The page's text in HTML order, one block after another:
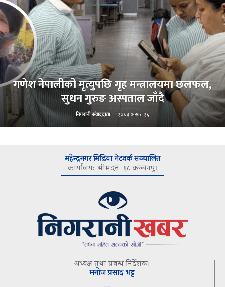
गणेश नेपालीको मृत्युपछि गृह मन्त्रालयमा छलफल,
सुधन गुरुङ अस्पताल जाँदै
निगरानी संवाददाता - २०८३ असार २६
महेन्द्रनगर मिडिया नेटवर्क सञ्चालित
कार्यालयः भीमदत्त–१८ कञ्चनपुर
अध्यक्ष तथा प्रबन्ध निर्देशकः
मनोज प्रसाद भट्ट